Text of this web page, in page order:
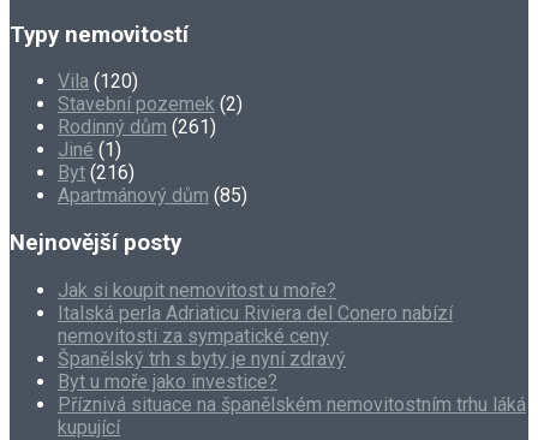
Typy nemovitostí
Vila (120)
Stavební pozemek (2)
Rodinný dům (261)
Jiné (1)
Byt (216)
Apartmánový dům (85)
Nejnovější posty
Jak si koupit nemovitost u moře?
Italská perla Adriaticu Riviera del Conero nabízí
nemovitosti za sympatické ceny
Španělský trh s byty je nyní zdravý
Byt u moře jako investice?
Příznivá situace na španělském nemovitostním trhu láká
kupující